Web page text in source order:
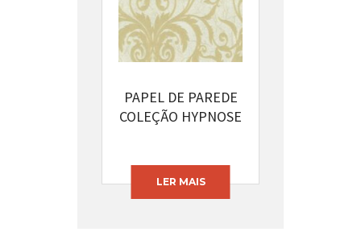
PAPEL DE PAREDE
COLEÇÃO HYPNOSE
LER MAIS